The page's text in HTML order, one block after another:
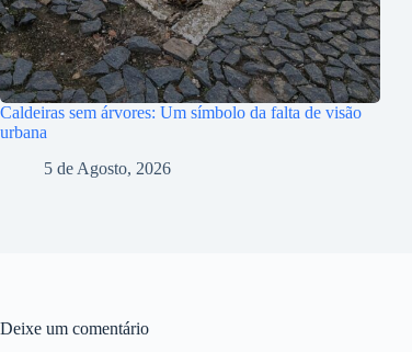
Caldeiras sem árvores: Um símbolo da falta de visão
urbana
5 de Agosto, 2026
Deixe um comentário